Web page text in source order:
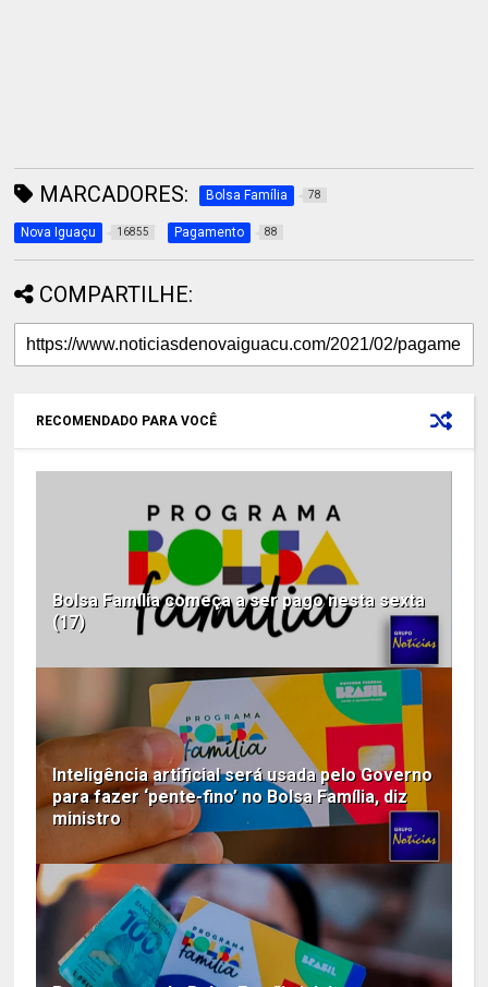
MARCADORES: Bolsa Família 78
Nova Iguaçu 16855 Pagamento 88
COMPARTILHE:
RECOMENDADO PARA VOCÊ
Bolsa Família começa a ser pago nesta sexta
(17)
Inteligência artificial será usada pelo Governo
para fazer ‘pente-fino’ no Bolsa Família, diz
ministro